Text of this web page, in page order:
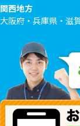
関西地方
大阪府・兵庫県・滋